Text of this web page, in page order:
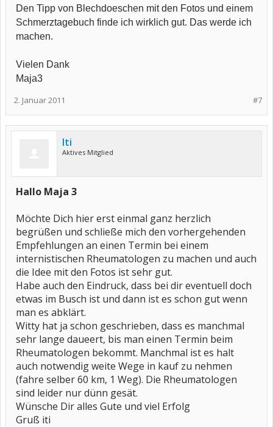
Den Tipp von Blechdoeschen mit den Fotos und einem
Schmerztagebuch finde ich wirklich gut. Das werde ich
machen.
Vielen Dank
Maja3
#7
2. Januar 2011
Iti
Aktives Mitglied
Hallo Maja 3
Möchte Dich hier erst einmal ganz herzlich
begrüßen und schließe mich den vorhergehenden
Empfehlungen an einen Termin bei einem
internistischen Rheumatologen zu machen und auch
die Idee mit den Fotos ist sehr gut.
Habe auch den Eindruck, dass bei dir eventuell doch
etwas im Busch ist und dann ist es schon gut wenn
man es abklärt.
Witty hat ja schon geschrieben, dass es manchmal
sehr lange daueert, bis man einen Termin beim
Rheumatologen bekommt. Manchmal ist es halt
auch notwendig weite Wege in kauf zu nehmen
(fahre selber 60 km, 1 Weg). Die Rheumatologen
sind leider nur dünn gesät.
Wünsche Dir alles Gute und viel Erfolg
Gruß iti